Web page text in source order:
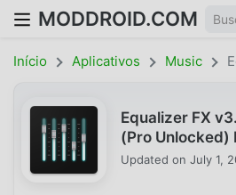
MODDROID.COM
Início Aplicativos Music
Equalizer FX
(Pro Unlocked)
Updated on July 1,